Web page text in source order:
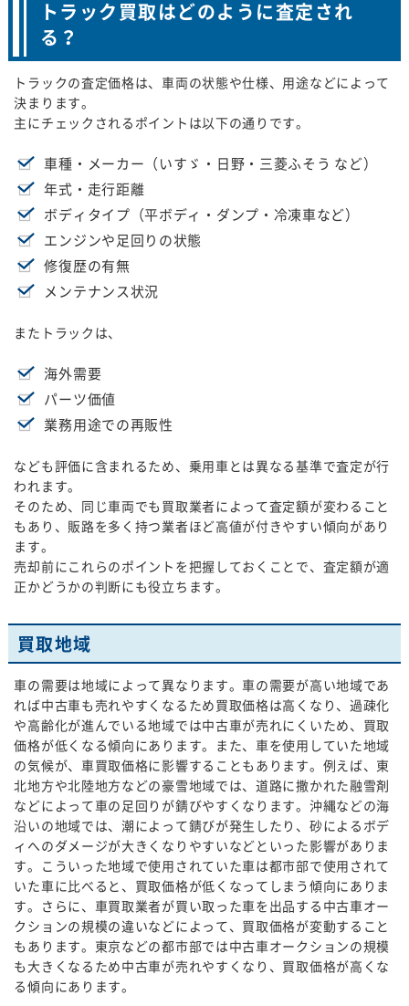
トラック買取はどのように査定され
る？
トラックの査定価格は、車両の状態や仕様、用途などによって
決まります。
主にチェックされるポイントは以下の通りです。
車種・メーカー（いすゞ・日野・三菱ふそう など）
年式・走行距離
ボディタイプ（平ボディ・ダンプ・冷凍車など）
エンジンや足回りの状態
修復歴の有無
メンテナンス状況
またトラックは、
海外需要
パーツ価値
業務用途での再販性
なども評価に含まれるため、乗用車とは異なる基準で査定が行
われます。
そのため、同じ車両でも買取業者によって査定額が変わること
もあり、販路を多く持つ業者ほど高値が付きやすい傾向があり
ます。
売却前にこれらのポイントを把握しておくことで、査定額が適
正かどうかの判断にも役立ちます。
買取地域
車の需要は地域によって異なります。車の需要が高い地域であ
れば中古車も売れやすくなるため買取価格は高くなり、過疎化
や高齢化が進んでいる地域では中古車が売れにくいため、買取
価格が低くなる傾向にあります。また、車を使用していた地域
の気候が、車買取価格に影響することもあります。例えば、東
北地方や北陸地方などの豪雪地域では、道路に撒かれた融雪剤
などによって車の足回りが錆びやすくなります。沖縄などの海
沿いの地域では、潮によって錆びが発生したり、砂によるボデ
ィへのダメージが大きくなりやすいなどといった影響がありま
す。こういった地域で使用されていた車は都市部で使用されて
いた車に比べると、買取価格が低くなってしまう傾向にありま
す。さらに、車買取業者が買い取った車を出品する中古車オー
クションの規模の違いなどによって、買取価格が変動すること
もあります。東京などの都市部では中古車オークションの規模
も大きくなるため中古車が売れやすくなり、買取価格が高くな
る傾向にあります。